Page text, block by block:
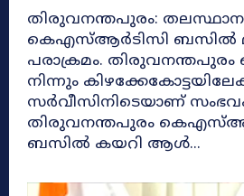
തിരുവനന്തപുരം:
കെഎസ്ആര്‍ടിസി ബസില്‍
പരാക്രമം.
നിന്നും
സർവീസിനിടെയാണ്
തിരുവനന്തപുരം
ബസില്‍ കയറി ആള്‍...